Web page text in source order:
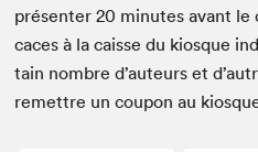
présen­ter20 min­utes avant le
caces à la caisse du kiosque
tain nom­bre d’auteurs et
remet­tre un coupon au